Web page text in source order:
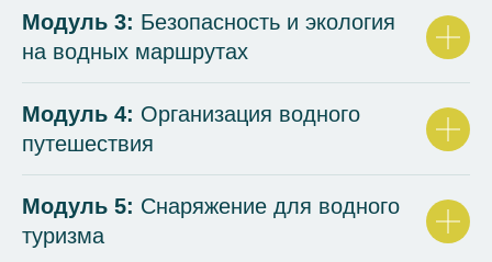
Модуль 3: Безопасность и экология
на водных маршрутах
Модуль 4: Организация водного
путешествия
Модуль 5: Снаряжение для водного
туризма